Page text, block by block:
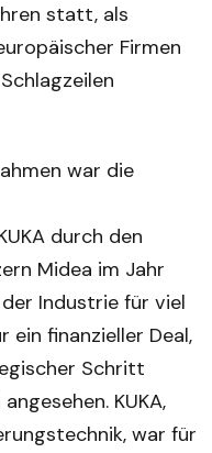
statt, als
Firmen
war die
durch den
Midea im Jahr
der Industrie für viel
ein finanzieller Deal,
Schritt
KUKA,
war für